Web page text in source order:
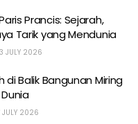
Prancis: Sejarah,
Tarik yang Mendunia
JULY 2026
di Balik Bangunan Miring
JULY 2026